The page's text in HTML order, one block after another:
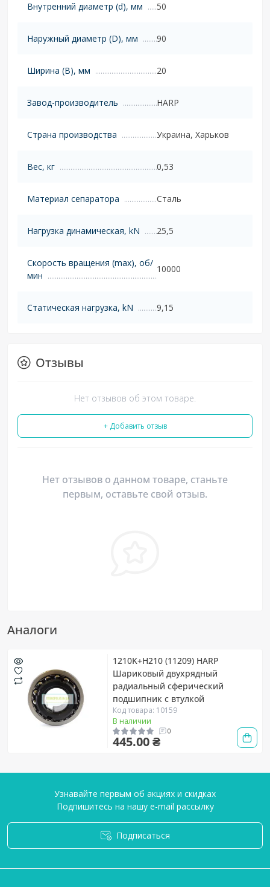
Внутренний диаметр (d), мм 50
Наружный диаметр (D), мм 90
Ширина (B), мм 20
Завод-производитель HARP
Страна производства Украина, Харьков
Вес, кг 0,53
Материал сепаратора Сталь
Нагрузка динамическая, kN 25,5
Скорость вращения (max), об/
мин
10000
Статическая нагрузка, kN 9,15
Отзывы
Нет отзывов об этом товаре.
+ Добавить отзыв
Нет отзывов о данном товаре, станьте
первым, оставьте свой отзыв.
Аналоги
1210K+H210 (11209) HARP
Шариковый двухрядный
радиальный сферический
подшипник с втулкой
Код товара: 10159
В наличии
0
445.00 ₴
Узнавайте первым об акциях и скидках
Подпишитесь на нашу e-mail рассылку
Подписаться